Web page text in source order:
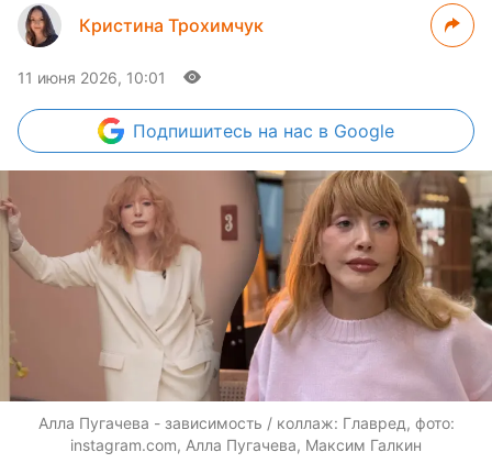
Кристина Трохимчук
11 июня 2026, 10:01
Подпишитесь на нас в Google
Алла Пугачева - зависимость / коллаж: Главред, фото:
instagram.com, Алла Пугачева, Максим Галкин